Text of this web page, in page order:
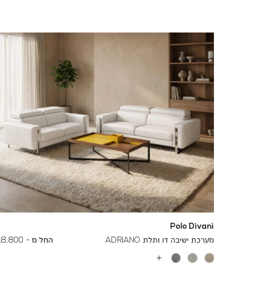
Polo Divani
מערכת ישיבה דו ותלת ADRIANO
החל מ - ₪ To
24,500 ₪